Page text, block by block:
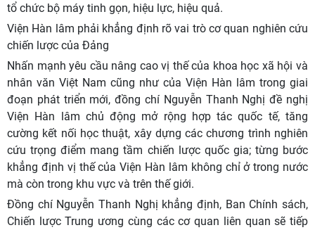
tổ chức bộ máy tinh gọn, hiệu lực, hiệu quả.
Viện Hàn lâm phải khẳng định rõ vai trò cơ quan nghiên cứu
chiến lược của Đảng
Nhấn mạnh yêu cầu nâng cao vị thế của khoa học xã hội và
nhân văn Việt Nam cũng như của Viện Hàn lâm trong giai
đoạn phát triển mới, đồng chí Nguyễn Thanh Nghị đề nghị
Viện Hàn lâm chủ động mở rộng hợp tác quốc tế, tăng
cường kết nối học thuật, xây dựng các chương trình nghiên
cứu trọng điểm mang tầm chiến lược quốc gia; từng bước
khẳng định vị thế của Viện Hàn lâm không chỉ ở trong nước
mà còn trong khu vực và trên thế giới.
Đồng chí Nguyễn Thanh Nghị khẳng định, Ban Chính sách,
Chiến lược Trung ương cùng các cơ quan liên quan sẽ tiếp